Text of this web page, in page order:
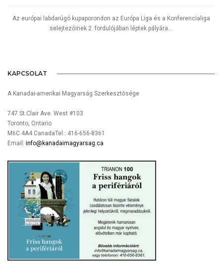
Az európai labdarúgó kupaporondon az Európa Liga és a Konferencialiga
selejtezőinek 2. fordulójában léptek pályára...
KAPCSOLAT
A Kanadai-amerikai Magyarság Szerkesztősége
747 St.Clair Ave. West #103
Toronto, Ontario
M6C 4A4 CanadaTel.: 416-656-8361
Email: info@kanadaimagyarsag.ca